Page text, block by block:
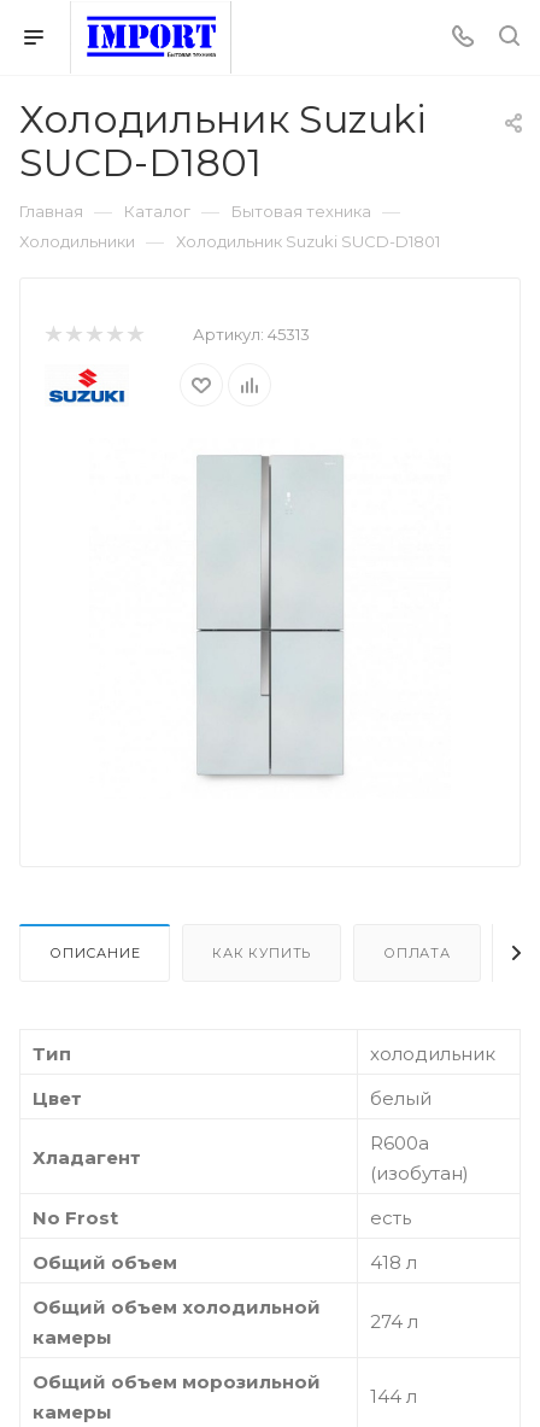
Холодильник Suzuki
SUCD-D1801
Главная — Каталог — Бытовая техника —
Холодильники — Холодильник Suzuki SUCD-D1801
Артикул: 45313
ОПИСАНИЕ КАК КУПИТЬ ОПЛАТА
Тип
холодильник
Цвет
белый
Хладагент
R600a
(изобутан)
No Frost
есть
Общий объем
418 л
Общий объем холодильной
камеры
274 л
Общий объем морозильной
камеры
144 л